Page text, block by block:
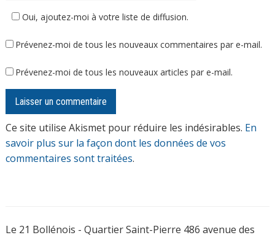
Oui, ajoutez-moi à votre liste de diffusion.
Prévenez-moi de tous les nouveaux commentaires par e-mail.
Prévenez-moi de tous les nouveaux articles par e-mail.
Ce site utilise Akismet pour réduire les indésirables. En
savoir plus sur la façon dont les données de vos
commentaires sont traitées.
Le 21 Bollénois - Quartier Saint-Pierre 486 avenue des